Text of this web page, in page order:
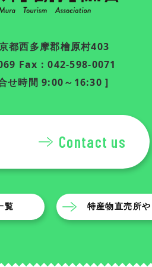
都西多摩郡檜原村403
Fax : 042-598-0071
せ時間 9:00～16:30 ]
Contact us
覧 特産物直売所